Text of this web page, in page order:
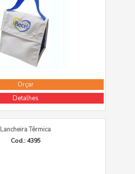
Orçar
Detalhes
Lancheira Térmica
Cod.: 4395